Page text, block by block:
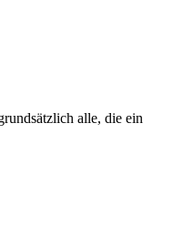
alle, die ein